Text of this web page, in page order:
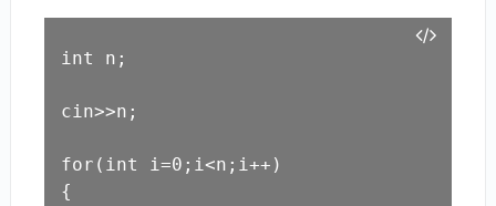
int n;
cin>>n;
for(int i=0;i<n;i++)
{